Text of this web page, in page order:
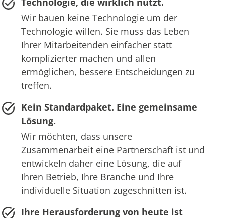
Wir bauen keine Technologie um der
Technologie willen. Sie muss das Leben
Ihrer Mitarbeitenden einfacher statt
komplizierter machen und allen
ermöglichen, bessere Entscheidungen zu
treffen.
Kein Standardpaket. Eine gemeinsame
Lösung.
Wir möchten, dass unsere
Zusammenarbeit eine Partnerschaft ist und
entwickeln daher eine Lösung, die auf
Ihren Betrieb, Ihre Branche und Ihre
individuelle Situation zugeschnitten ist.
Ihre Herausforderung von heute ist